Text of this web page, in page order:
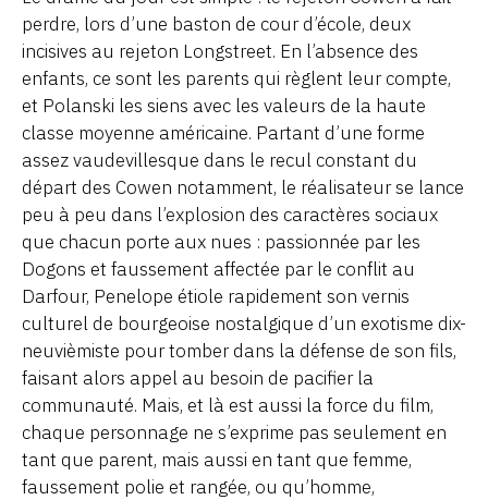
perdre, lors d’une baston de cour d’école, deux
incisives au rejeton Longstreet. En l’absence des
enfants, ce sont les parents qui règlent leur compte,
et Polanski les siens avec les valeurs de la haute
classe moyenne américaine. Partant d’une forme
assez vaudevillesque dans le recul constant du
départ des Cowen notamment, le réalisateur se lance
peu à peu dans l’explosion des caractères sociaux
que chacun porte aux nues : passionnée par les
Dogons et faussement affectée par le conflit au
Darfour, Penelope étiole rapidement son vernis
culturel de bourgeoise nostalgique d’un exotisme dix-
neuvièmiste pour tomber dans la défense de son fils,
faisant alors appel au besoin de pacifier la
communauté. Mais, et là est aussi la force du film,
chaque personnage ne s’exprime pas seulement en
tant que parent, mais aussi en tant que femme,
faussement polie et rangée, ou qu’homme,